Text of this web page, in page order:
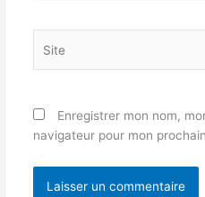
Enregistrer mon nom,
navigateur pour mon